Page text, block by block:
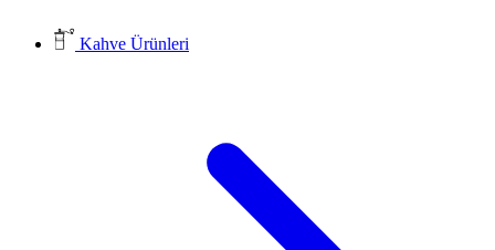
Kahve Ürünleri